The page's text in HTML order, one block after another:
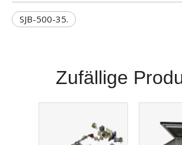
SJB-500-35.
Zufällige